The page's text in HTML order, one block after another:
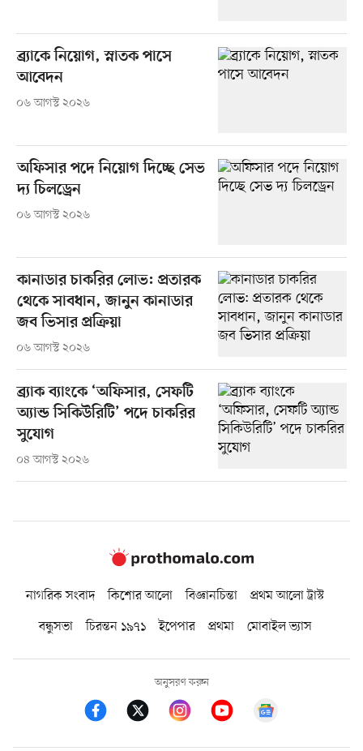
ব্র্যাকে নিয়োগ, স্নাতক পাসে
আবেদন
০৬ আগস্ট ২০২৬
অফিসার পদে নিয়োগ দিচ্ছে সেভ
দ্য চিলড্রেন
০৬ আগস্ট ২০২৬
কানাডার চাকরির লোভ: প্রতারক
থেকে সাবধান, জানুন কানাডার
জব ভিসার প্রক্রিয়া
০৬ আগস্ট ২০২৬
ব্র্যাক ব্যাংকে ‘অফিসার, সেফটি
অ্যান্ড সিকিউরিটি’ পদে চাকরির
সুযোগ
০৪ আগস্ট ২০২৬
নাগরিক সংবাদ কিশোর আলো বিজ্ঞানচিন্তা
প্রথম আলো ট্রাস্ট
বন্ধুসভা
চিরন্তন ১৯৭১ ইপেপার প্রথমা মোবাইল ভ্যাস
অনুসরণ করুন